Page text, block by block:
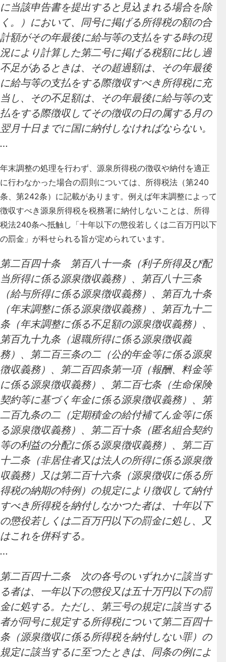
に当該申告書を提出すると見込まれる場合を除
く。）において、同号に掲げる所得税の額の合
計額がその年最後に給与等の支払をする時の現
況により計算した第二号に掲げる税額に比し過
不足があるときは、その超過額は、その年最後
に給与等の支払をする際徴収すべき所得税に充
当し、その不足額は、その年最後に給与等の支
払をする際徴収してその徴収の日の属する月の
翌月十日までに国に納付しなければならない。
…
年末調整の処理を行わず、源泉所得税の徴収や納付を適正
に行わなかった場合の罰則については、所得税法（第240
条、第242条）に記載があります。 例えば年末調整によって
徴収すべき源泉所得税を税務署に納付しないことは、所得
税法240条へ抵触し「十年以下の懲役若しくは二百万円以下
の罰金」が科せられる 旨が定められています。
第二百四十条 第百八十一条（利子所得及び配
当所得に係る源泉徴収義務）、第百八十三条
（給与所得に係る源泉徴収義務）、第百九十条
（年末調整に係る源泉徴収義務）、第百九十二
条（年末調整に係る不足額の源泉徴収義務）、
第百九十九条（退職所得に係る源泉徴収義
務）、第二百三条の二（公的年金等に係る源泉
徴収義務）、第二百四条第一項（報酬、料金等
に係る源泉徴収義務）、第二百七条（生命保険
契約等に基づく年金に係る源泉徴収義務）、第
二百九条の二（定期積金の給付補てん金等に係
る源泉徴収義務）、第二百十条（匿名組合契約
等の利益の分配に係る源泉徴収義務）、第二百
十二条（非居住者又は法人の所得に係る源泉徴
収義務）又は第二百十六条（源泉徴収に係る所
得税の納期の特例）の規定により徴収して納付
すべき所得税を納付しなかつた者は、十年以下
の懲役若しくは二百万円以下の罰金に処し、又
はこれを併科する。
…
第二百四十二条 次の各号のいずれかに該当す
る者は、一年以下の懲役又は五十万円以下の罰
金に処する。ただし、第三号の規定に該当する
者が同号に規定する所得税について第二百四十
条（源泉徴収に係る所得税を納付しない罪）の
規定に該当するに至つたときは、同条の例によ